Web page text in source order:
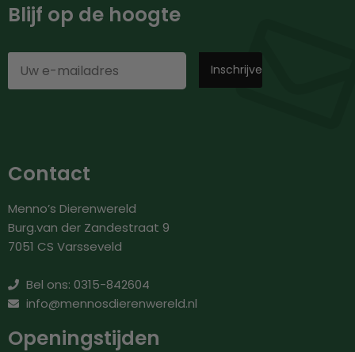
Blijf op de hoogte
Contact
Menno’s Dierenwereld
Burg.van der Zandestraat 9
7051 CS Varsseveld
Bel ons: 0315-842604
info@mennosdierenwereld.nl
Openingstijden